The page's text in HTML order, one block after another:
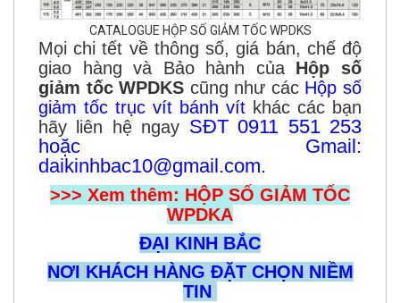
CATALOGUE HỘP SỐ GIẢM TỐC WPDKS
Mọi chi tết về thông số, giá bán, chế độ
giao hàng và Bảo hành của Hộp số
giảm tốc WPDKS cũng như các Hộp số
giảm tốc trục vít bánh vít khác các bạn
hãy liên hệ ngay SĐT 0911 551 253
hoặc Gmail:
daikinhbac10@gmail.com.
>>> Xem thêm: HỘP SỐ GIẢM TỐC
WPDKA
ĐẠI KINH BẮC
NƠI KHÁCH HÀNG ĐẶT CHỌN NIỀM
TIN